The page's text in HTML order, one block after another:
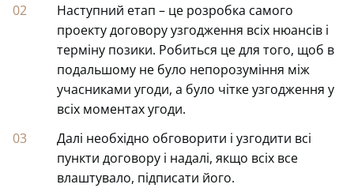
Наступний етап – це розробка самого
проекту договору узгодження всіх нюансів і
терміну позики. Робиться це для того, щоб в
подальшому не було непорозуміння між
учасниками угоди, а було чітке узгодження у
всіх моментах угоди.
Далі необхідно обговорити і узгодити всі
пункти договору і надалі, якщо всіх все
влаштувало, підписати його.